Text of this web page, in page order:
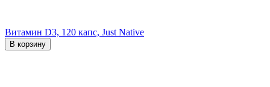
Витамин D3, 120 капс, Just Native
В корзину